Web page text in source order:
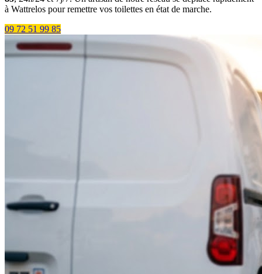
à Wattrelos pour remettre vos toilettes en état de marche.
09 72 51 99 85